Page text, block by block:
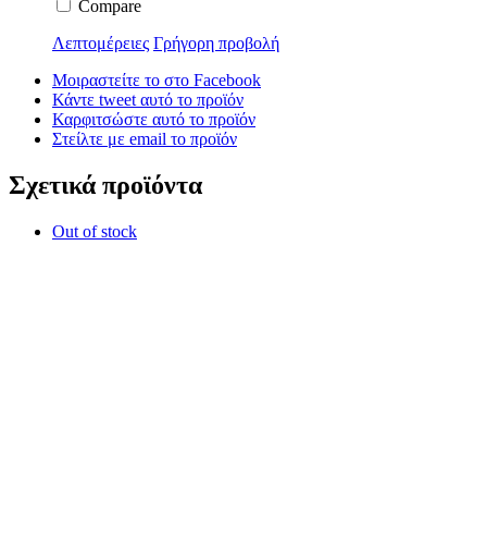
Compare
Λεπτομέρειες Γρήγορη προβολή
Μοιραστείτε το στο Facebook
Κάντε tweet αυτό το προϊόν
Καρφιτσώστε αυτό το προϊόν
Στείλτε με email το προϊόν
Σχετικά προϊόντα
Out of stock